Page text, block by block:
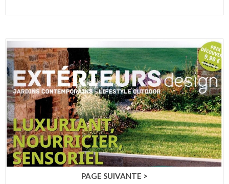
PAGE SUIVANTE >